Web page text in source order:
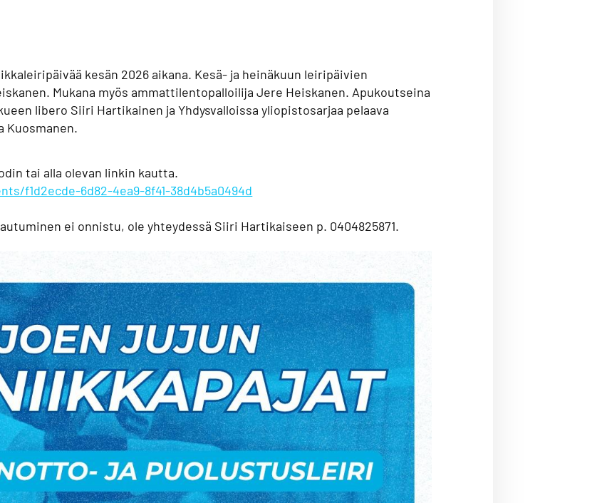
kesän 2026 aikana. Kesä- ja heinäkuun leiripäivien
Mukana myös ammattilentopalloilija Jere Heiskanen. Apukoutseina
libero Siiri Hartikainen ja Yhdysvalloissa yliopistosarjaa pelaava
Kuosmanen.
tai alla olevan linkin kautta.
f1d2ecde-6d82-4ea9-8f41-38d4b5a0494d
ei onnistu, ole yhteydessä Siiri Hartikaiseen p. 0404825871.